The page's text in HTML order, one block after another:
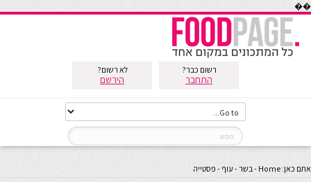
��
רשום כבר?
התחבר
לא רשום?
הירשם
אתם כאן: Home
-בשר- עוף - פסטייה